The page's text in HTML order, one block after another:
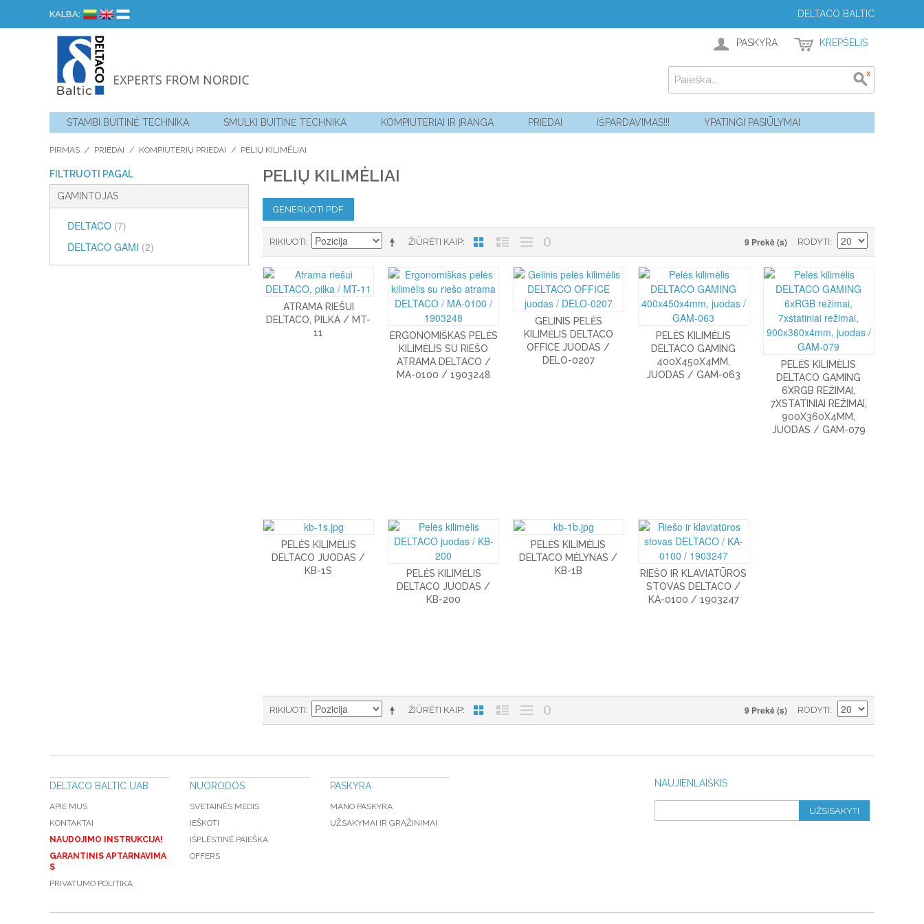
KALBA: DELTACO BALTIC
PASKYRA KREPŠELIS
STAMBI BUITINĖ TECHNIKA SMULKI BUITINĖ TECHNIKA KOMPIUTERIAI IR ĮRANGA PRIEDAI IŠPARDAVIMAS!!! YPATINGI PASIŪLYMAI
PIRMAS / PRIEDAI / KOMPIUTERIŲ PRIEDAI / PELIŲ KILIMĖLIAI
FILTRUOTI PAGAL
GAMINTOJAS
DELTACO (7)
DELTACO GAMI (2)
PELIŲ KILIMĖLIAI
GENERUOTI PDF
ŽIŪRĖTI KAIP
RIKIUOTI 9 Prekė (s) RODYTI
ATRAMA RIEŠUI
DELTACO, PILKA / MT-
11
ERGONOMIŠKAS PELĖS
KILIMĖLIS SU RIEŠO
ATRAMA DELTACO /
MA-0100 / 1903248
GELINIS PELĖS
KILIMĖLIS DELTACO
OFFICE JUODAS /
DELO-0207
PELĖS KILIMĖLIS
DELTACO GAMING
400X450X4MM,
JUODAS / GAM-063
PELĖS KILIMĖLIS
DELTACO GAMING
6XRGB REŽIMAI,
7XSTATINIAI REŽIMAI,
900X360X4MM,
JUODAS / GAM-079
PELĖS KILIMĖLIS
DELTACO JUODAS /
KB-1S
PELĖS KILIMĖLIS
DELTACO JUODAS /
KB-200
PELĖS KILIMĖLIS
DELTACO MĖLYNAS /
KB-1B
RIEŠO IR KLAVIATŪROS
STOVAS DELTACO /
KA-0100 / 1903247
ŽIŪRĖTI KAIP
RIKIUOTI 9 Prekė (s) RODYTI
NAUJIENLAIŠKIS
UŽSISAKYTI
DELTACO BALTIC UAB
APIE MUS
KONTAKTAI
NAUDOJIMO INSTRUKCIJA!
GARANTINIS APTARNAVIMA
S
PRIVATUMO POLITIKA
NUORODOS
SVETAINĖS MEDIS
IEŠKOTI
IŠPLĖSTINĖ PAIEŠKA
OFFERS
PASKYRA
MANO PASKYRA
UŽSAKYMAI IR GRĄŽINIMAI